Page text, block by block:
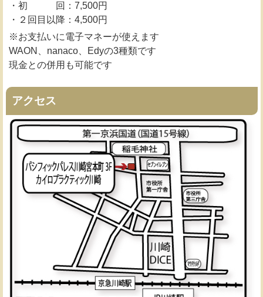
・初 回：7,500円
・２回目以降：4,500円
※お支払いに電子マネーが使えます
WAON、nanaco、Edyの3種類です
現金との併用も可能です
アクセス